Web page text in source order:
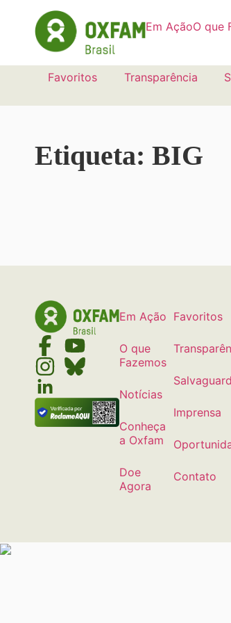
Em AçãoO que
Favoritos Transparência
Etiqueta: BIG
Em Ação
O que
Fazemos
Notícias
Conheça
a Oxfam
Doe
Agora
Favoritos
Imprensa
Contato